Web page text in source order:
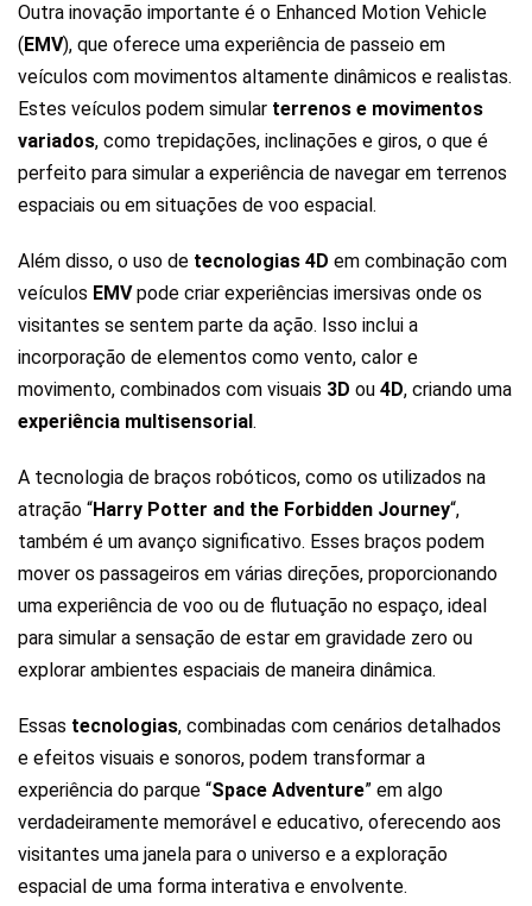
Outra inovação importante é o Enhanced Motion Vehicle
( EMV), que oferece uma experiência de passeio em
veículos com movimentos altamente dinâmicos e realistas.
Estes veículos podem simular terrenos e movimentos
variados, como trepidações, inclinações e giros, o que é
perfeito para simular a experiência de navegar em terrenos
espaciais ou em situações de voo espacial.
Além disso, o uso de tecnologias 4D em combinação com
veículos EMVpode criar experiências imersivas onde os
visitantes se sentem parte da ação. Isso inclui a
incorporação de elementos como vento, calor e
movimento, combinados com visuais 3D ou 4D, criando uma
experiência multisensorial .
A tecnologia de braços robóticos, como os utilizados na
atração “Harry Potter and the Forbidden Journey“,
também é um avanço significativo. Esses braços podem
mover os passageiros em várias direções, proporcionando
uma experiência de voo ou de flutuação no espaço, ideal
para simular a sensação de estar em gravidade zero ou
explorar ambientes espaciais de maneira dinâmica.
Essas tecnologias, combinadas com cenários detalhados
e efeitos visuais e sonoros, podem transformar a
experiência do parque “Space Adventure” em algo
verdadeiramente memorável e educativo, oferecendo aos
visitantes uma janela para o universo e a exploração
espacial de uma forma interativa e envolvente.